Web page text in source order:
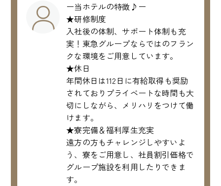
ー当ホテルの特徴♪ー
★研修制度
入社後の体制、サポート体制も充
実！東急グループならではのフラン
クな環境をご用意しています。
★休日
年間休日は112日に有給取得も奨励
されておりプライベートな時間も大
切にしながら、メリハリをつけて働
けます。
★寮完備＆福利厚生充実
遠方の方もチャレンジしやすいよ
う、寮をご用意し、社員割引価格で
グループ施設を利用したりできま
す。